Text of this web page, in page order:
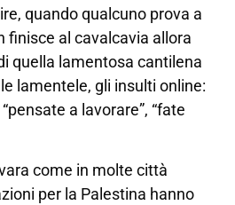
quando qualcuno prova a
finisce al cavalcavia allora
quella lamentosa cantilena
lamentele, gli insulti online:
a lavorare”, “fate
come in molte città
per la Palestina hanno